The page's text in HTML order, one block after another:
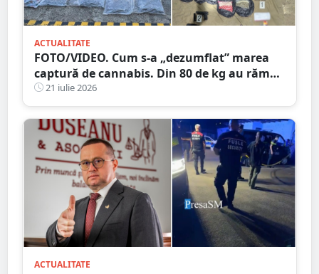
ACTUALITATE
FOTO/VIDEO. Cum s-a „dezumflat” marea
captură de cannabis. Din 80 de kg au rămas
doar 38. Numărătoare după metoda
„șmen”? ;)
21 iulie 2026
ACTUALITATE